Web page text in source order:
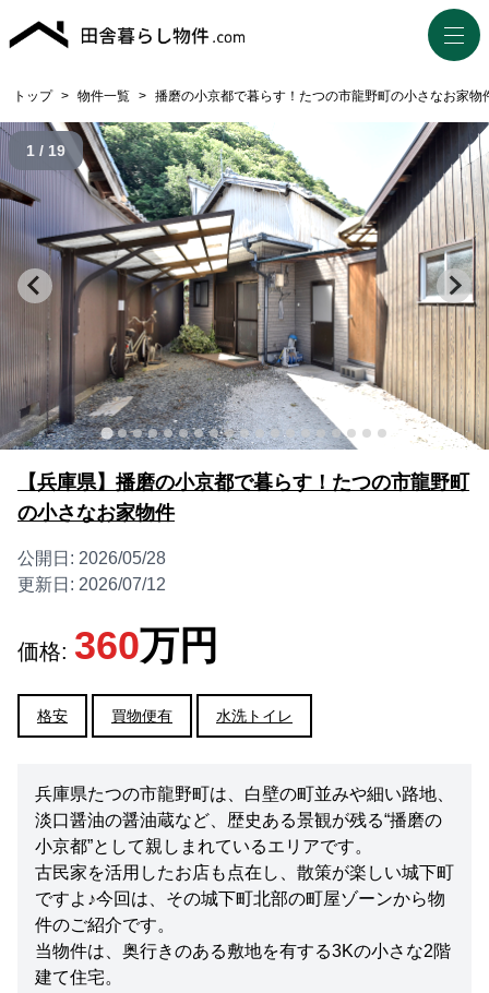
トップ > 物件一覧 > 播磨の小京都で暮らす！たつの市龍野町の小さなお家物
1 / 19
【兵庫県】播磨の小京都で暮らす！たつの市龍野町
の小さなお家物件
公開日: 2026/05/28
更新日: 2026/07/12
価格: 360万円
格安 買物便有 水洗トイレ
兵庫県たつの市龍野町は、白壁の町並みや細い路地、
淡口醤油の醤油蔵など、歴史ある景観が残る“播磨の
小京都”として親しまれているエリアです。
古民家を活用したお店も点在し、散策が楽しい城下町
ですよ♪今回は、その城下町北部の町屋ゾーンから物
件のご紹介です。
当物件は、奥行きのある敷地を有する3Kの小さな2階
建て住宅。